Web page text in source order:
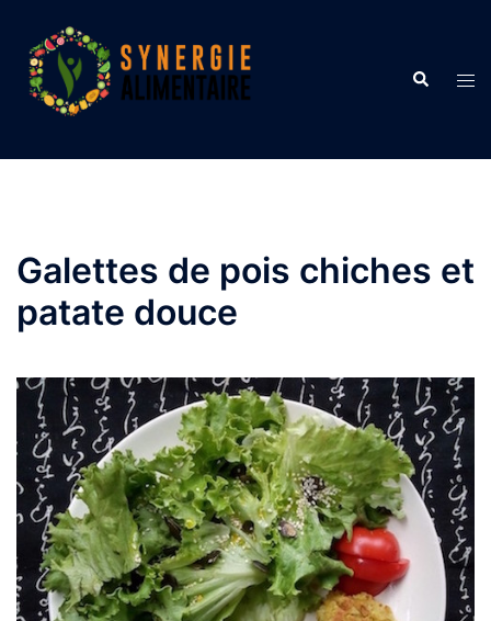
contenu
Galettes de pois chiches et
patate douce